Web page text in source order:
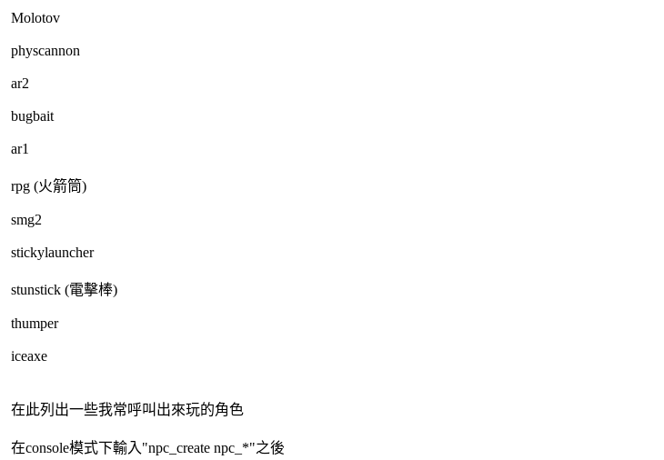
Molotov
physcannon
ar2
bugbait
ar1
rpg (火箭筒)
smg2
stickylauncher
stunstick (電擊棒)
thumper
iceaxe
在此列出一些我常呼叫出來玩的角色
在console模式下輸入"npc_create npc_*"之後